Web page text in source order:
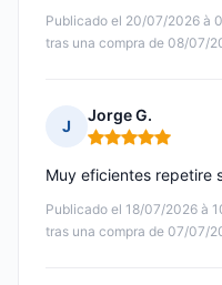
Publicado el 20/07/2026 à
tras una compra de 08/07/
J
Jorge G.
Nota: 5 de 5
Publicado el 18/07/2026 à
tras una compra de 07/07/
Muy eficientes repetire